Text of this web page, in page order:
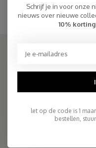
Bruine muts met bijpassende
Zachte Bruine sjaal met
COSY & CHIC - Luxe, basic
Schrijf je in voor onze
nieuws over nieuwe
10% korting
let op de code is 1
bestellen,